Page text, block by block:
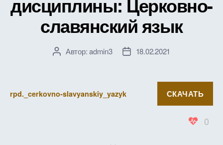
дисциплины: Церковно-
славянский язык
АвторАвтор:admin3
Дата18.02.2021
rpd._cerkovno-slavyanskiy_yazyk СКАЧАТЬ
0